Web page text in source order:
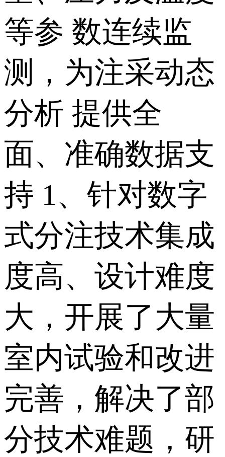
等参 数连续监
测，为注采动态
分析 提供全
面、准确数据支
持 1、针对数字
式分注技术集成
度高、设计难度
大，开展了大量
室内试验和改进
完善，解决了部
分技术难题，研